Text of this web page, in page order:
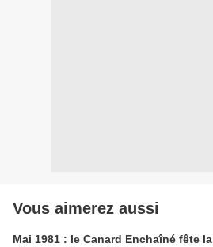
Vous aimerez aussi
Mai 1981 : le Canard Enchaîné fête la